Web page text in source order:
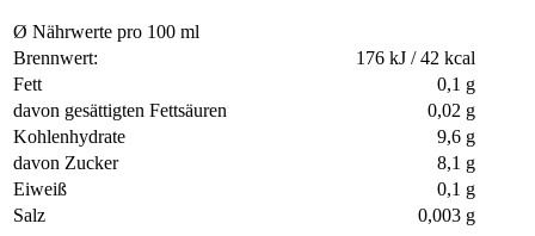
Ø Nährwerte pro 100 ml
Brennwert:
176 kJ / 42 kcal
Fett
0,1 g
davon gesättigten Fettsäuren
0,02 g
Kohlenhydrate
9,6 g
davon Zucker
8,1 g
Eiweiß
0,1 g
Salz
0,003 g